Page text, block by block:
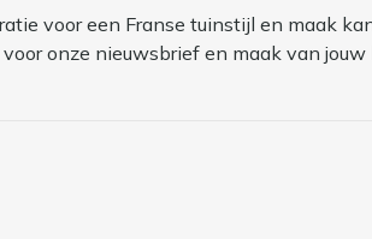
voor een Franse tuinstijl en maak
onze nieuwsbrief en maak van